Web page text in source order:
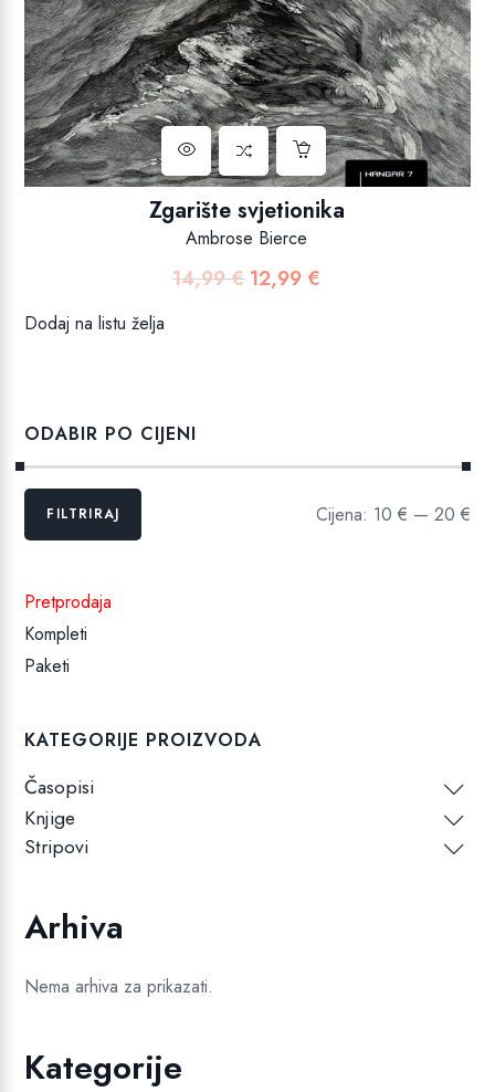
Zgarište svjetionika
Ambrose Bierce
14,99€ Izvorna
12,99 €
Dodaj na listu želja
ODABIR PO CIJENI
Min
MaksFILTRIRAJ Cijena: 10 € — 20 €
Pretprodaja
Kompleti
Paketi
KATEGORIJE PROIZVODA
Časopisi
Knjige
Stripovi
Arhiva
Nema arhiva za prikazati.
Kategorije